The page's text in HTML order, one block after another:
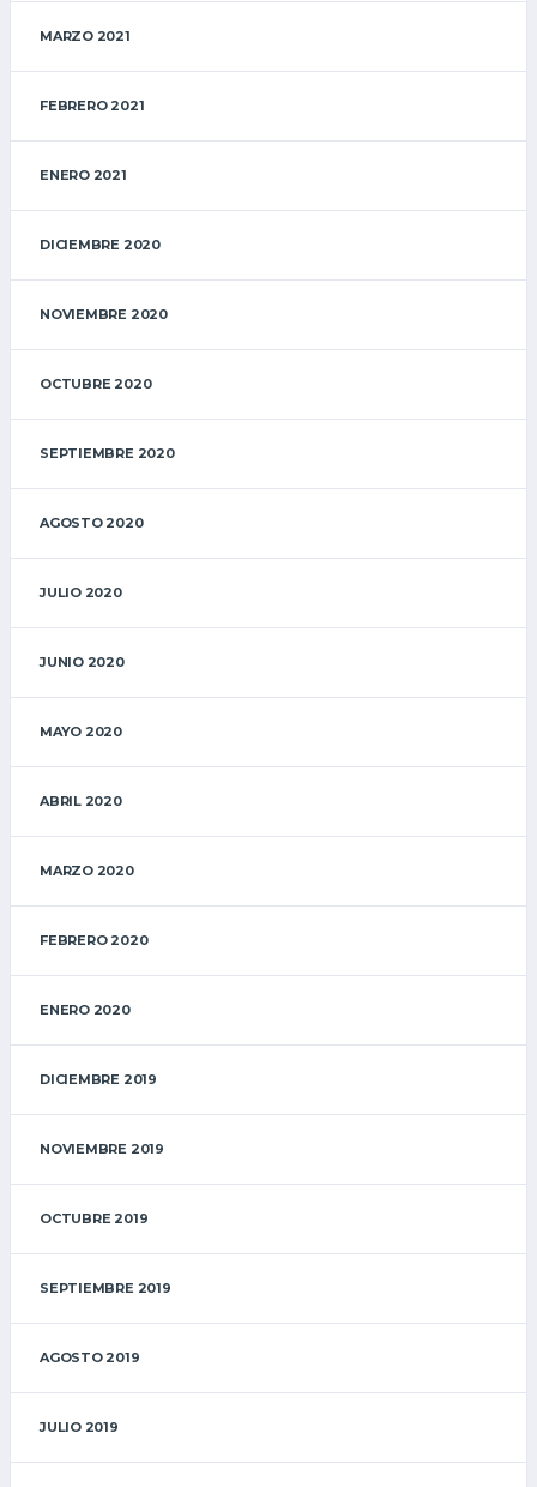
MARZO 2021
FEBRERO 2021
ENERO 2021
DICIEMBRE 2020
NOVIEMBRE 2020
OCTUBRE 2020
SEPTIEMBRE 2020
AGOSTO 2020
JULIO 2020
JUNIO 2020
MAYO 2020
ABRIL 2020
MARZO 2020
FEBRERO 2020
ENERO 2020
DICIEMBRE 2019
NOVIEMBRE 2019
OCTUBRE 2019
SEPTIEMBRE 2019
AGOSTO 2019
JULIO 2019